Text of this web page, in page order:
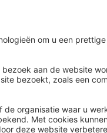
niet
maken voor
leven,